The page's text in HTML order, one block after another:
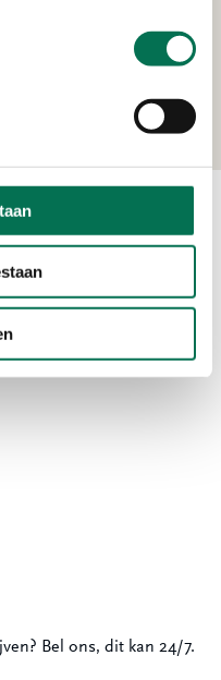
B.V.
Bel ons, dit kan 24/7.